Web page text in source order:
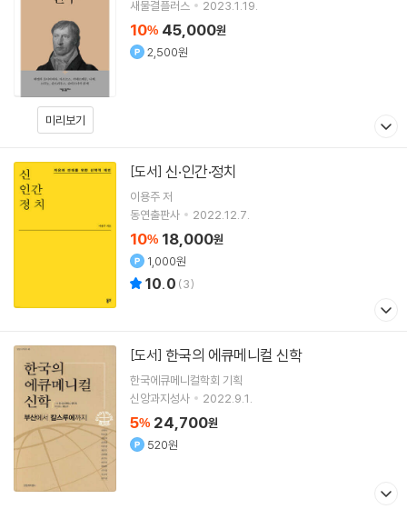
미리보기
새물결플러스
2023.1.19.
10% 45,000원
2,500원
[도서] 신·인간·정치
이용주저
동연출판사
2022.12.7.
10% 18,000원
1,000원
10.0 (3)
[도서] 한국의 에큐메니컬 신학
한국에큐메니컬학회 기획
신앙과지성사
2022.9.1.
5% 24,700원
520원